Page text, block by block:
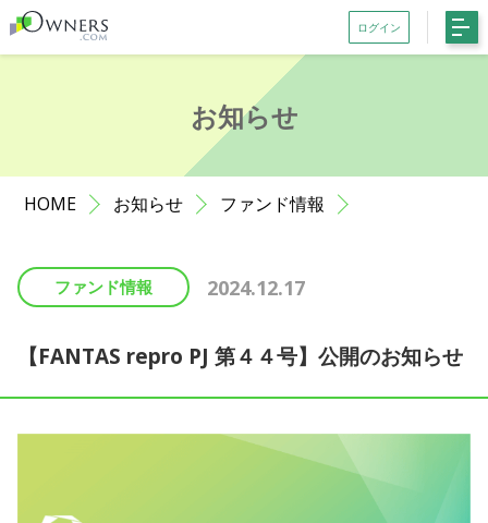
ログイン
会員登録がお済みでない方はこちら
お知らせ
サポート
初めての方へ よくある質問
お問い合わせ
お知らせ
HOME お知らせ ファンド情報
ファンド情報 2024.12.17
【FANTAS repro PJ 第４４号】公開のお知らせ